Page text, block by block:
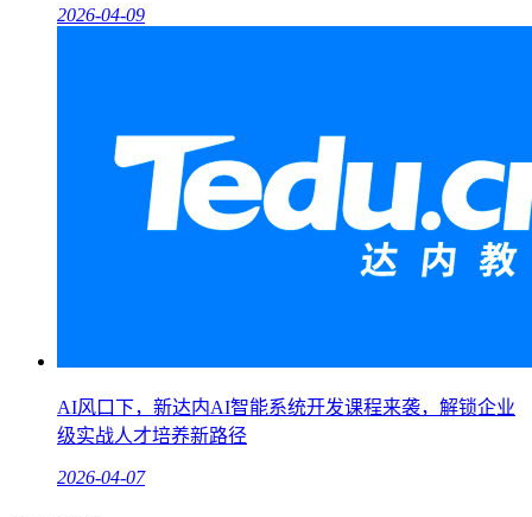
2026-04-09
AI风口下，新达内AI智能系统开发课程来袭，解锁企业
级实战人才培养新路径
2026-04-07